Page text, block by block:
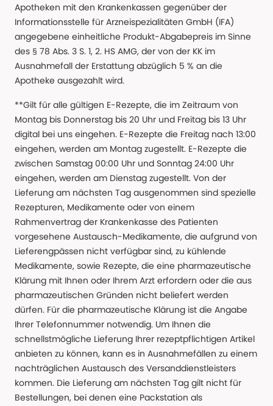
Apotheken mit den Krankenkassen gegenüber der
Informationsstelle für Arzneispezialitäten GmbH (IFA)
angegebene einheitliche Produkt-Abgabepreis im Sinne
des § 78 Abs. 3 S. 1, 2. HS AMG, der von der KK im
Ausnahmefall der Erstattung abzüglich 5 % an die
Apotheke ausgezahlt wird.
**Gilt für alle gültigen E-Rezepte, die im Zeitraum von
Montag bis Donnerstag bis 20 Uhr und Freitag bis 13 Uhr
digital bei uns eingehen. E-Rezepte die Freitag nach 13:00
eingehen, werden am Montag zugestellt. E-Rezepte die
zwischen Samstag 00:00 Uhr und Sonntag 24:00 Uhr
eingehen, werden am Dienstag zugestellt. Von der
Lieferung am nächsten Tag ausgenommen sind spezielle
Rezepturen, Medikamente oder von einem
Rahmenvertrag der Krankenkasse des Patienten
vorgesehene Austausch-Medikamente, die aufgrund von
Lieferengpässen nicht verfügbar sind, zu kühlende
Medikamente, sowie Rezepte, die eine pharmazeutische
Klärung mit Ihnen oder Ihrem Arzt erfordern oder die aus
pharmazeutischen Gründen nicht beliefert werden
dürfen. Für die pharmazeutische Klärung ist die Angabe
Ihrer Telefonnummer notwendig. Um Ihnen die
schnellstmögliche Lieferung Ihrer rezeptpflichtigen Artikel
anbieten zu können, kann es in Ausnahmefällen zu einem
nachträglichen Austausch des Versanddienstleisters
kommen. Die Lieferung am nächsten Tag gilt nicht für
Bestellungen, bei denen eine Packstation als